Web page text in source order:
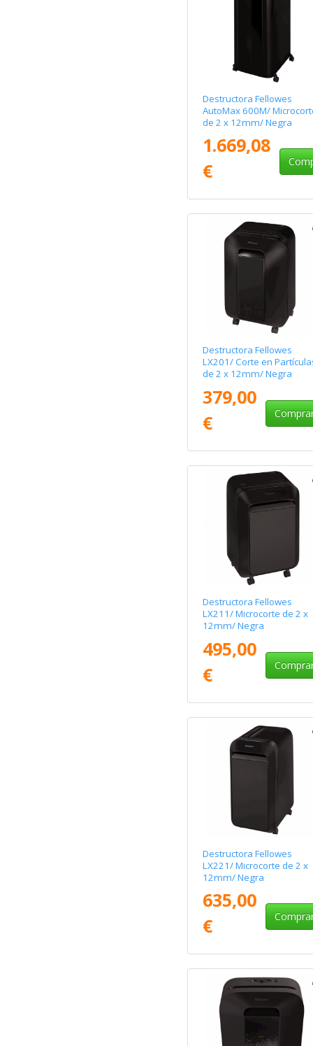
Destructora Fellowes
AutoMax 600M/
de 2 x 12mm/ Negra
1.669,08
€
Destructora Fellowes
LX201/ Corte en
de 2 x 12mm/ Negra
379,00
€
Destructora Fellowes
LX211/ Microcorte de 2 x
12mm/ Negra
495,00
€
Destructora Fellowes
LX221/ Microcorte de 2 x
12mm/ Negra
635,00
€